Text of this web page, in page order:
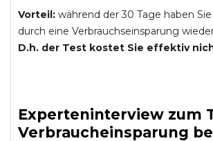
Vorteil: während der 30 Tage haben
durch eine Verbrauchseinsparung
D.h. der Test kostet Sie effektiv
Experteninterview zum
Verbraucheinsparung